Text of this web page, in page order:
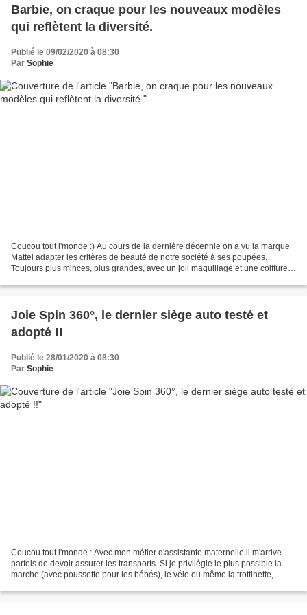
Barbie, on craque pour les nouveaux modèles
qui reflètent la diversité.
Publié le 09/02/2020 à 08:30
Par Sophie
Coucou tout l'monde :) Au cours de la dernière décennie on a vu la marque
Mattel adapter les critères de beauté de notre société à ses poupées.
Toujours plus minces, plus grandes, avec un joli maquillage et une coiffure
Joie Spin 360°, le dernier siège auto testé et
adopté !!
Publié le 28/01/2020 à 08:30
Par Sophie
Coucou tout l'monde : Avec mon métier d'assistante maternelle il m'arrive
parfois de devoir assurer les transports. Si je privilégie le plus possible la
marche (avec poussette pour les bébés), le vélo ou même la trottinette,